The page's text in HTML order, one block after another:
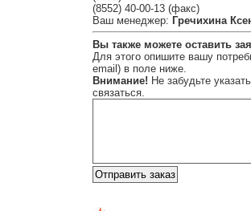
(8552) 40-00-13 (факс)
Ваш менеджер: Гречихина
Вы также можете оставить
Для этого опишите вашу
email) в поле ниже.
Внимание! Не забудьте
связаться.